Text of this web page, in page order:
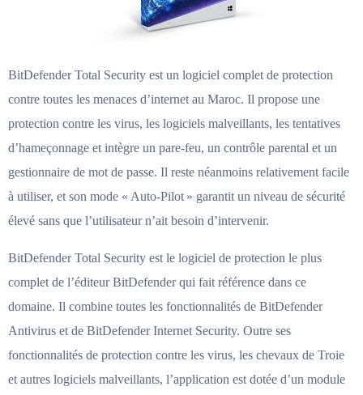
BitDefender Total Security est un logiciel complet de protection
contre toutes les menaces d’internet au Maroc. Il propose une
protection contre les virus, les logiciels malveillants, les tentatives
d’hameçonnage et intègre un pare-feu, un contrôle parental et un
gestionnaire de mot de passe. Il reste néanmoins relativement facile
à utiliser, et son mode « Auto-Pilot » garantit un niveau de sécurité
élevé sans que l’utilisateur n’ait besoin d’intervenir.
BitDefender Total Security est le logiciel de protection le plus
complet de l’éditeur BitDefender qui fait référence dans ce
domaine. Il combine toutes les fonctionnalités de BitDefender
Antivirus et de BitDefender Internet Security. Outre ses
fonctionnalités de protection contre les virus, les chevaux de Troie
et autres logiciels malveillants, l’application est dotée d’un module